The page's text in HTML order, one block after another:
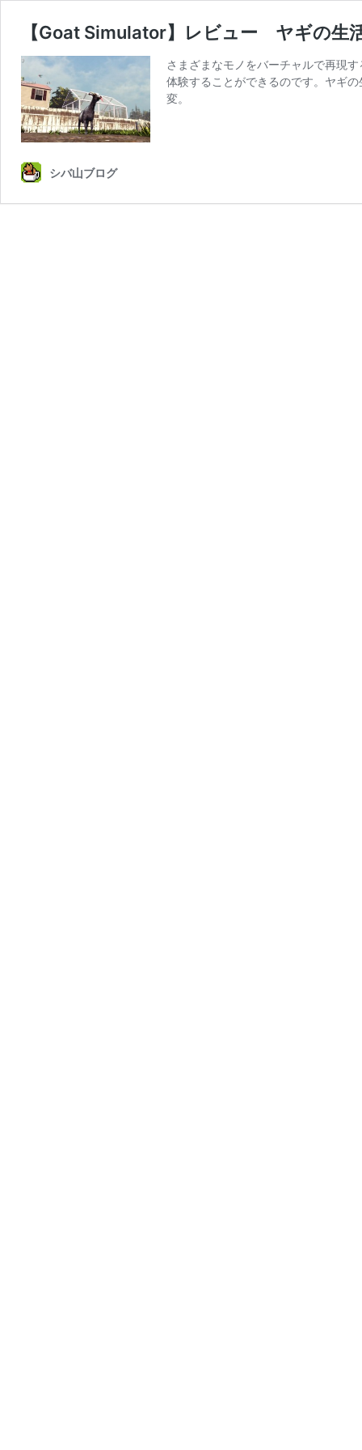
【Goat Simulator】レビュー ヤギの生
さまざまなモノをバーチャルで再現
体験することができるのです。ヤギ
変。
シバ山ブログ